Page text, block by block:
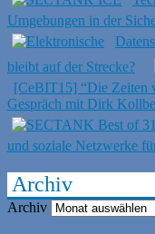
Umgebungen in der
bleibt auf der Strecke?
[CeBIT15] “Die
Gespräch mit Dirk
und soziale Netzwerke
Archiv
Archiv